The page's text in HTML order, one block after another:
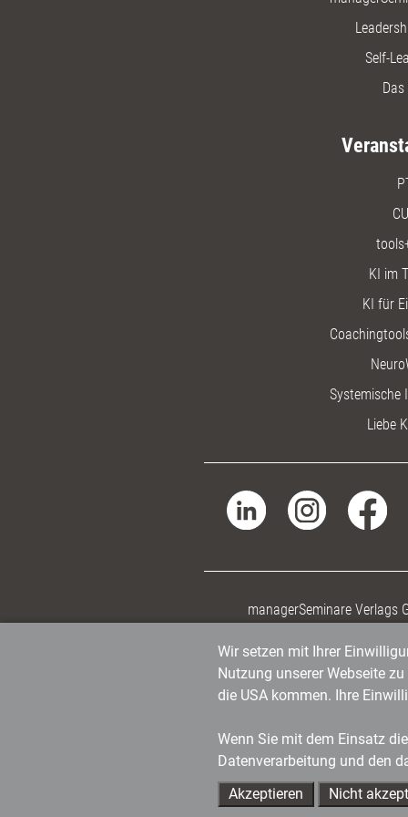
Self-
KI im
KI für
Systemische
Liebe
managerSeminare Verlags
Wir setzen mit Ihrer
Nutzung unserer Webseite
die USA kommen. Ihre
Wenn Sie mit dem Einsatz
Datenverarbeitung und den
Akzeptieren
Nicht